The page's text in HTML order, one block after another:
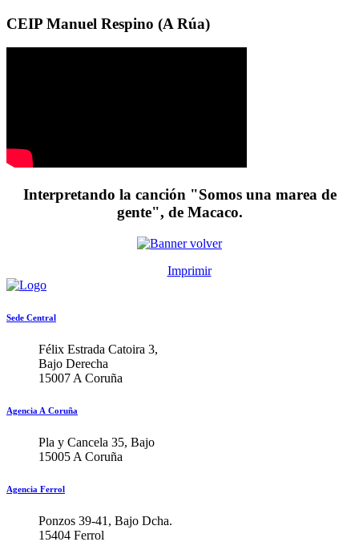
CEIP Manuel Respino (A Rúa)
Interpretando la canción "Somos una marea de
gente", de Macaco.
Imprimir
Sede Central
Félix Estrada Catoira 3,
Bajo Derecha
15007 A Coruña
Agencia A Coruña
Pla y Cancela 35, Bajo
15005 A Coruña
Agencia Ferrol
Ponzos 39-41, Bajo Dcha.
15404 Ferrol